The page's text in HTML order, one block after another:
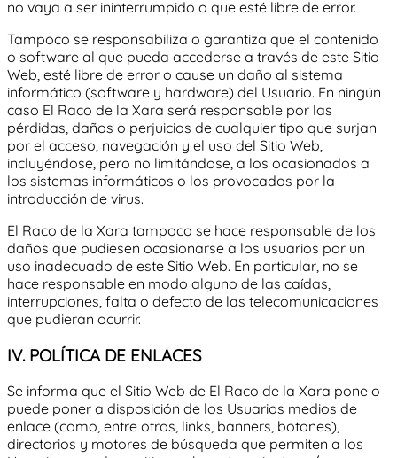
no vaya a ser ininterrumpido o que esté libre de error.
Tampoco se responsabiliza o garantiza que el contenido
o software al que pueda accederse a través de este Sitio
Web, esté libre de error o cause un daño al sistema
informático (software y hardware) del Usuario. En ningún
caso El Raco de la Xara será responsable por las
pérdidas, daños o perjuicios de cualquier tipo que surjan
por el acceso, navegación y el uso del Sitio Web,
incluyéndose, pero no limitándose, a los ocasionados a
los sistemas informáticos o los provocados por la
introducción de virus.
El Raco de la Xara tampoco se hace responsable de los
daños que pudiesen ocasionarse a los usuarios por un
uso inadecuado de este Sitio Web. En particular, no se
hace responsable en modo alguno de las caídas,
interrupciones, falta o defecto de las telecomunicaciones
que pudieran ocurrir.
IV. POLÍTICA DE ENLACES
Se informa que el Sitio Web de El Raco de la Xara pone o
puede poner a disposición de los Usuarios medios de
enlace (como, entre otros, links, banners, botones),
directorios y motores de búsqueda que permiten a los